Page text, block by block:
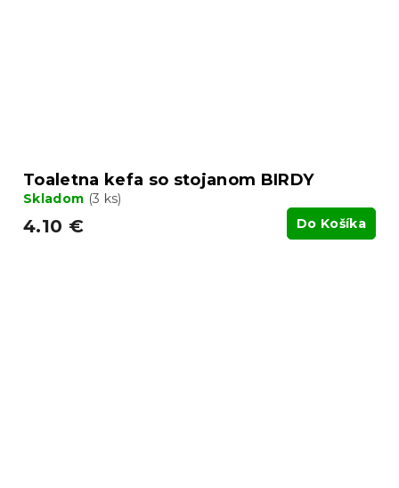
Toaletna kefa so stojanom BIRDY
Skladom (3 ks)
4.10 € Do Košíka